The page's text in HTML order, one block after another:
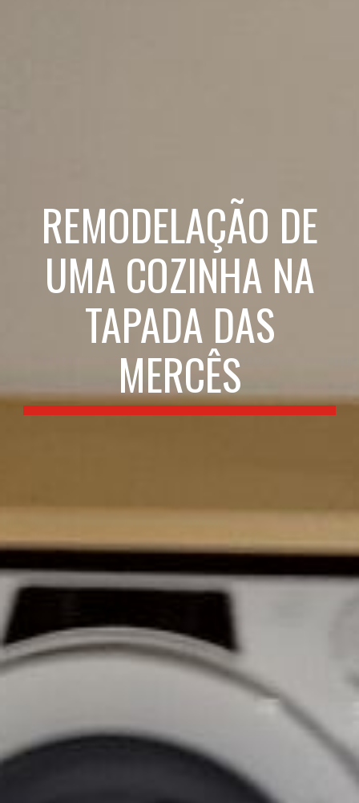
REMODELAÇÃO DE
UMA COZINHA NA
TAPADA DAS
MERCÊS